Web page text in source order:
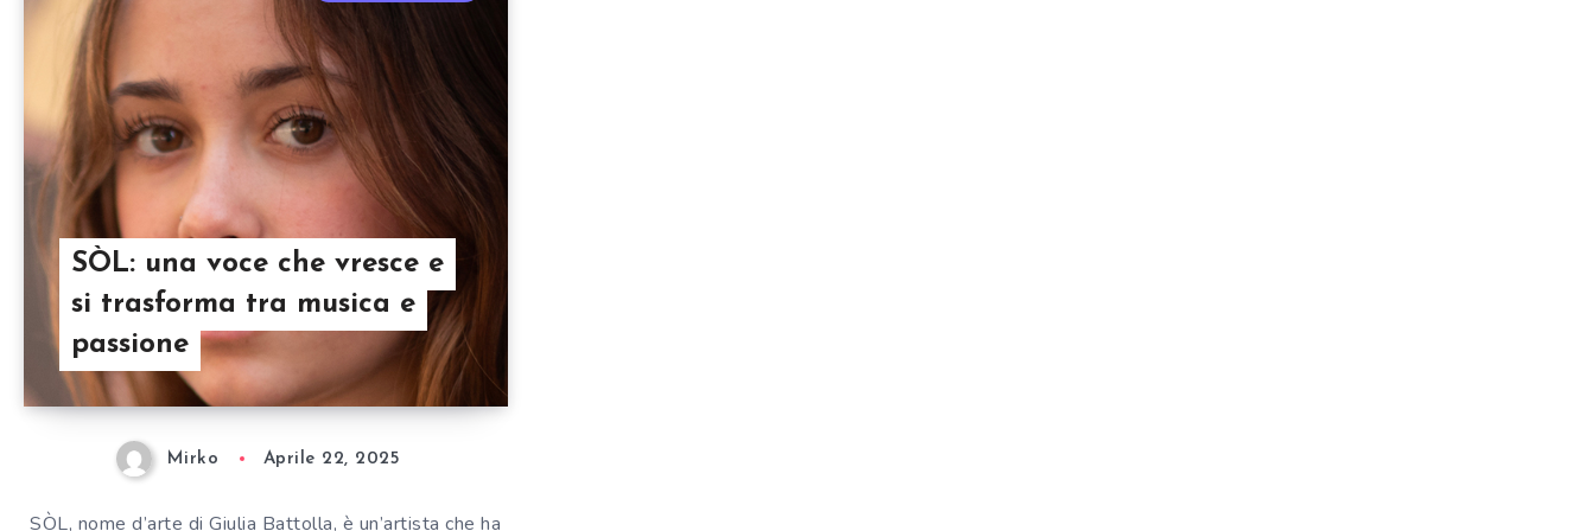
SÒL: una voce che vresce e
si trasforma tra musica e
passione
Mirko Aprile 22, 2025
SÒL, nome d’arte di Giulia Battolla, è un’artista che ha